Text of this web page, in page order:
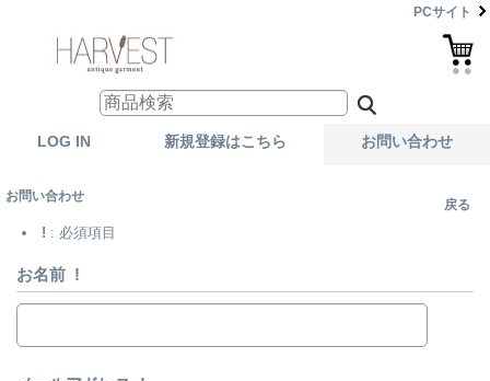
PCサイト
LOG IN 新規登録はこちら お問い合わせ
お問い合わせ
戻る
! : 必須項目
お名前 !